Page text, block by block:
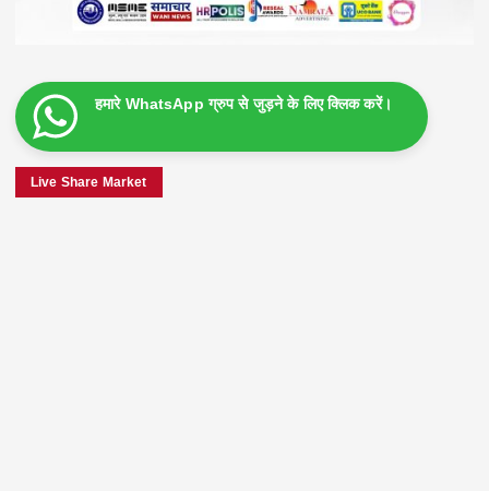
हमारे WhatsApp ग्रुप से जुड़ने के लिए क्लिक करें।
Live Share Market